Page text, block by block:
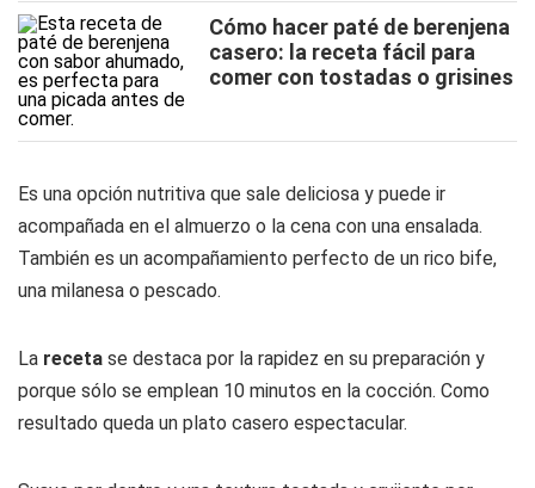
Cómo hacer paté de berenjena
casero: la receta fácil para
comer con tostadas o grisines
Es una opción nutritiva que sale deliciosa y puede ir
acompañada en el almuerzo o la cena con una ensalada.
También es un acompañamiento perfecto de un rico bife,
una milanesa o pescado.
La receta se destaca por la rapidez en su preparación y
porque sólo se emplean 10 minutos en la cocción. Como
resultado queda un plato casero espectacular.